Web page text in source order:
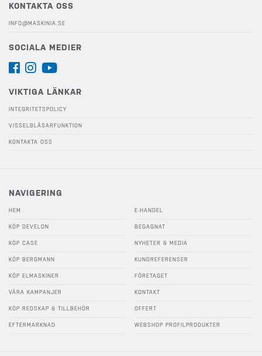
KONTAKTA OSS
INFO@MASKINIA.SE
SOCIALA MEDIER
VIKTIGA LÄNKAR
INTEGRITETSPOLICY
VISSELBLÅSARFUNKTION
KONTAKTA OSS
NAVIGERING
HEM
KÖP DEVELON
KÖP CASE
KÖP BERGMANN
KÖP ELMASKINER
VÅRA KAMPANJER
KÖP REDSKAP & TILLBEHÖR
EFTERMARKNAD
E-HANDEL
BEGAGNAT
NYHETER & MEDIA
KUNDREFERENSER
FÖRETAGET
KONTAKT
OFFERT
WEBSHOP PROFILPRODUKTER